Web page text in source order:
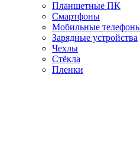
Планшетные ПК
Смартфоны
Мобильные
Зарядные устройства
Чехлы
Стёкла
Пленки